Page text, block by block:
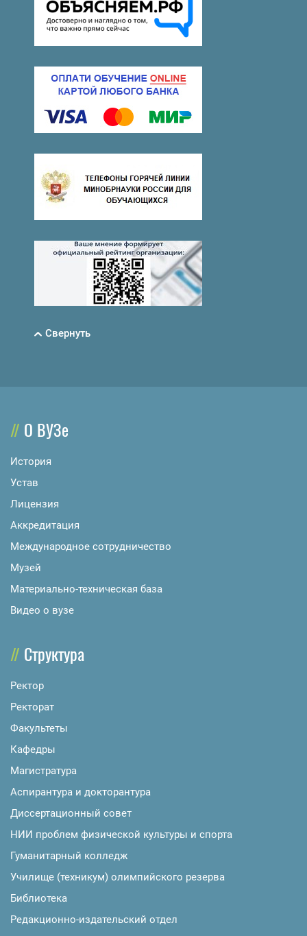
Свернуть
О ВУЗе
История
Устав
Лицензия
Аккредитация
Международное сотрудничество
Музей
Материально-техническая база
Видео о вузе
Структура
Ректор
Ректорат
Факультеты
Кафедры
Магистратура
Аспирантура и докторантура
Диссертационный совет
НИИ проблем физической культуры и спорта
Гуманитарный колледж
Училище (техникум) олимпийского резерва
Библиотека
Редакционно-издательский отдел